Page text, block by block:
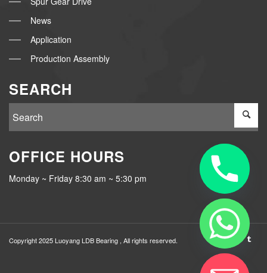
News
Application
Production Assembly
SEARCH
OFFICE HOURS
Monday ~ Friday 8:30 am ~ 5:30 pm
Copyright 2025 LuoyangLDB Bearing , All rights reserved.